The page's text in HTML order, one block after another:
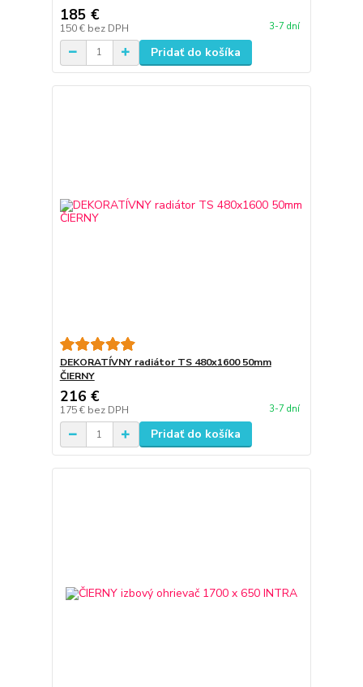
185 €
150 € bez DPH 3-7 dní
Pridať do košíka
DEKORATÍVNY radiátor TS 480x1600 50mm
ČIERNY
216 €
175 € bez DPH 3-7 dní
Pridať do košíka